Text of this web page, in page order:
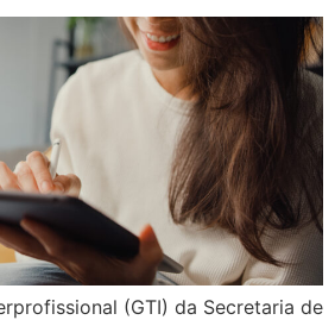
(GTI) da Secretaria de